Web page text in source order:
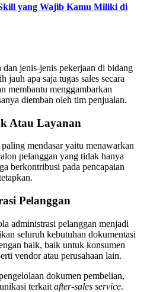
yang Wajib Kamu Miliki di
dan jenis-jenis pekerjaan di bidang
jauh apa saja tugas sales secara
membantu menggambarkan
diemban oleh tim penjualan.
Atau Layanan
mendasar yaitu menawarkan
pelanggan yang tidak hanya
berkontribusi pada pencapaian
Pelanggan
administrasi pelanggan menjadi
seluruh kebutuhan dokumentasi
baik, baik untuk konsumen
vendor atau perusahaan lain.
dokumen pembelian,
terkait after-sales service.